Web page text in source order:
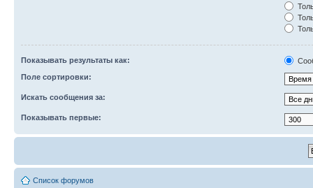
Показывать результаты как:
Поле сортировки:
Искать сообщения за:
Показывать первые:
Список форумов